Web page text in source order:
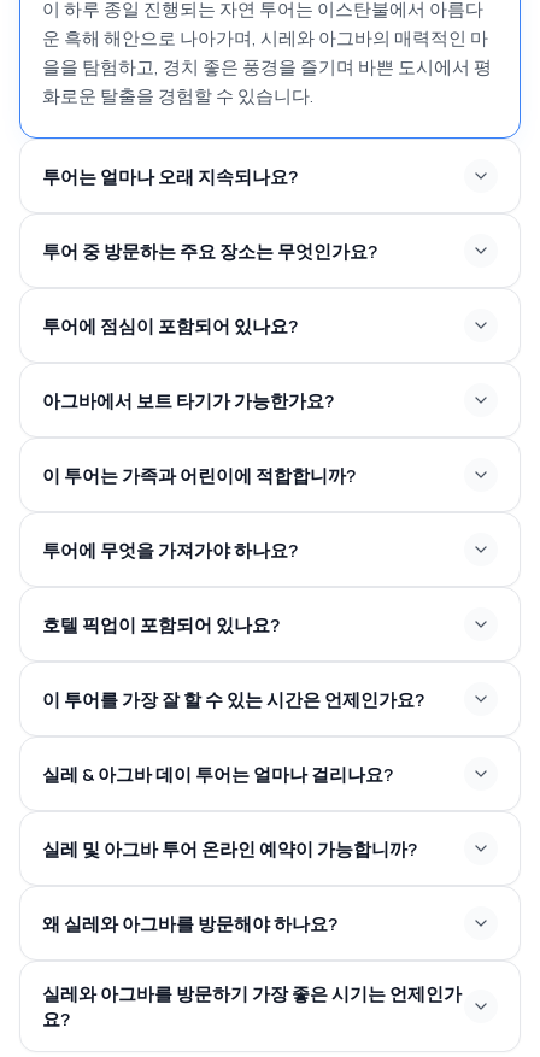
이 하루 종일 진행되는 자연 투어는 이스탄불에서 아름다
운 흑해 해안으로 나아가며, 시레와 아그바의 매력적인 마
을을 탐험하고, 경치 좋은 풍경을 즐기며 바쁜 도시에서 평
화로운 탈출을 경험할 수 있습니다.
투어는 얼마나 오래 지속되나요?
투어 중 방문하는 주요 장소는 무엇인가요?
투어에 점심이 포함되어 있나요?
아그바에서 보트 타기가 가능한가요?
이 투어는 가족과 어린이에 적합합니까?
투어에 무엇을 가져가야 하나요?
호텔 픽업이 포함되어 있나요?
이 투어를 가장 잘 할 수 있는 시간은 언제인가요?
실레 & 아그바 데이 투어는 얼마나 걸리나요?
실레 및 아그바 투어 온라인 예약이 가능합니까?
왜 실레와 아그바를 방문해야 하나요?
실레와 아그바를 방문하기 가장 좋은 시기는 언제인가
요?